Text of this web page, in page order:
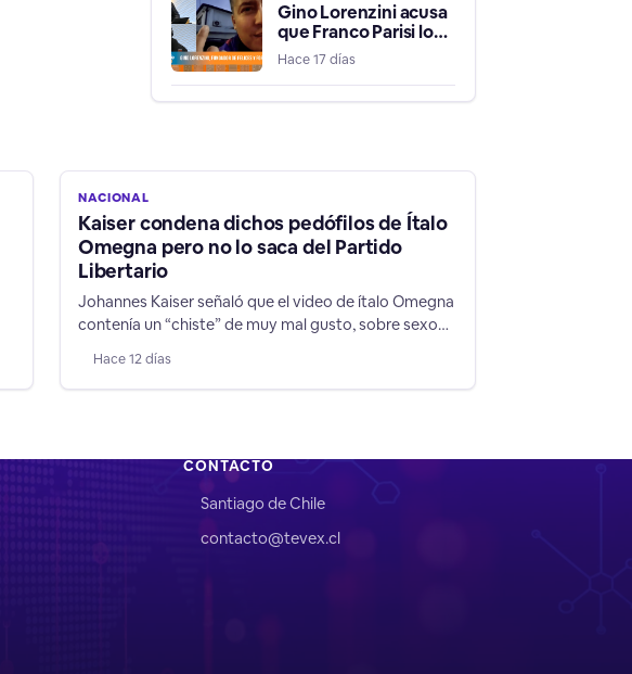
Gino Lorenzini acusa
que Franco Parisi lo
sobornó y que creó el
PDG en base a
estafas
Hace 17 días
NACIONAL
Kaiser condena dichos pedófilos de Ítalo
Omegna pero no lo saca del Partido
Libertario
Johannes Kaiser señaló que el video de ítalo Omegna
contenía un “chiste” de muy mal gusto, sobre sexo
cualquier decisión depende del Tribunal Supremo.
Hace 12 días
CONTACTO
Santiago de Chile
contacto@tevex.cl